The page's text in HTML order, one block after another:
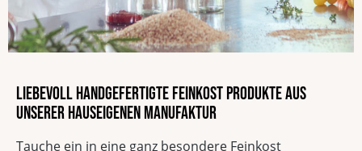
Liebevoll handgefertigte Feinkost Produkte aus
unserer hauseigenen Manufaktur
Tauche ein in eine ganz besondere Feinkost